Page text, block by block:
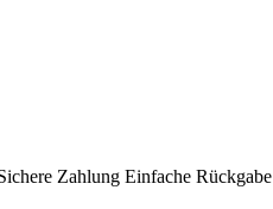
Zahlung Einfache Rückgabe